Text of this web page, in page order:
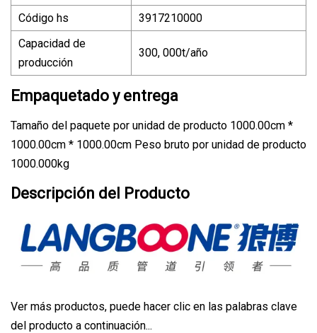
Código hs
3917210000
Capacidad de
producción
300, 000t/año
Empaquetado y entrega
Tamaño del paquete por unidad de producto 1000.00cm *
1000.00cm * 1000.00cm Peso bruto por unidad de producto
1000.000kg
Descripción del Producto
Ver más productos, puede hacer clic en las palabras clave
del producto a continuación...